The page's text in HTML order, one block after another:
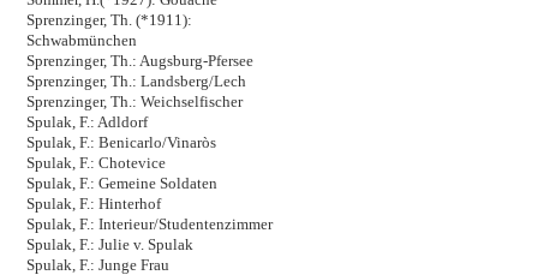
Sprenzinger, Th. (*1911):
Schwabmünchen
Sprenzinger, Th.: Augsburg-Pfersee
Sprenzinger, Th.: Landsberg/Lech
Sprenzinger, Th.: Weichselfischer
Spulak, F.: Adldorf
Spulak, F.: Benicarlo/Vinaròs
Spulak, F.: Chotevice
Spulak, F.: Gemeine Soldaten
Spulak, F.: Hinterhof
Spulak, F.: Interieur/Studentenzimmer
Spulak, F.: Julie v. Spulak
Spulak, F.: Junge Frau